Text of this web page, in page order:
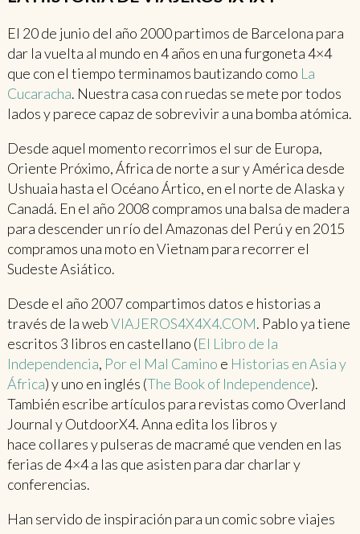
El 20 de junio del año 2000 partimos de Barcelona para
dar la vuelta al mundo en 4 años en una furgoneta 4×4
que con el tiempo terminamos bautizando como La
Cucaracha. Nuestra casa con ruedas se mete por todos
lados y parece capaz de sobrevivir a una bomba atómica.
Desde aquel momento recorrimos el sur de Europa,
Oriente Próximo, África de norte a sur y América desde
Ushuaia hasta el Océano Ártico, en el norte de Alaska y
Canadá. En el año 2008 compramos una balsa de madera
para descender un río del Amazonas del Perú y en 2015
compramos una moto en Vietnam para recorrer el
Sudeste Asiático.
Desde el año 2007 compartimos datos e historias a
través de la webVIAJEROS4X4X4.COM. Pablo ya tiene
escritos 3 libros en castellano (El Libro de la
Independencia, Por el Mal Camino e Historias en Asia y
África) y uno en inglés (The Book of Independence).
También escribe artículos para revistas como Overland
Journal y OutdoorX4. Anna edita los libros y
hace collares y pulseras de macramé que venden en las
ferias de 4×4 a las que asisten para dar charlar y
conferencias.
Han servido de inspiración para un comic sobre viajes